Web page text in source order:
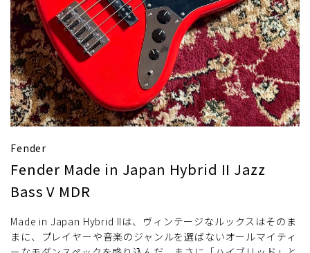
Fender
Fender Made in Japan Hybrid II Jazz
Bass V MDR
Made in Japan Hybrid IIは、ヴィンテージなルックスはそのま
まに、プレイヤーや音楽のジャンルを選ばないオールマイティ